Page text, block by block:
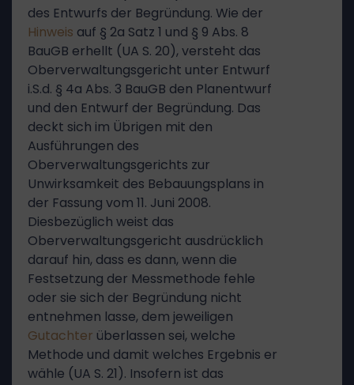
des Entwurfs der Begründung. Wie der
Hinweis auf § 2a Satz 1 und § 9 Abs. 8
BauGB erhellt (UA S. 20), versteht das
Oberverwaltungsgericht unter Entwurf
i.S.d. § 4a Abs. 3 BauGB den Planentwurf
und den Entwurf der Begründung. Das
deckt sich im Übrigen mit den
Ausführungen des
Oberverwaltungsgerichts zur
Unwirksamkeit des Bebauungsplans in
der Fassung vom 11. Juni 2008.
Diesbezüglich weist das
Oberverwaltungsgericht ausdrücklich
darauf hin, dass es dann, wenn die
Festsetzung der Messmethode fehle
oder sie sich der Begründung nicht
entnehmen lasse, dem jeweiligen
Gutachter überlassen sei, welche
Methode und damit welches Ergebnis er
wähle (UA S. 21). Insofern ist das